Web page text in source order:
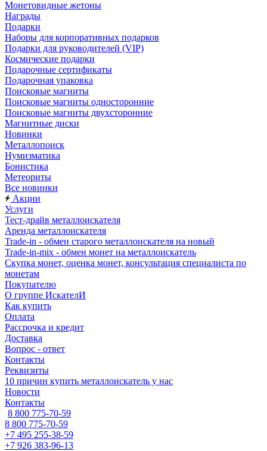
Монетовидные жетоны
Награды
Подарки
Наборы для корпоративных подарков
Подарки для руководителей (VIP)
Космические подарки
Подарочные сертификаты
Подарочная упаковка
Поисковые магниты
Поисковые магниты односторонние
Поисковые магниты двухсторонние
Магнитные диски
Новинки
Металлопоиск
Нумизматика
Бонистика
Метеориты
Все новинки
Акции
Услуги
Тест-драйв металлоискателя
Аренда металлоискателя
Trade-in - обмен старого металлоискателя на новый
Trade-in-mix - обмен монет на металлоискатель
Скупка монет, оценка монет, консультация специалиста по
монетам
Покупателю
О группе ИскателИ
Как купить
Оплата
Рассрочка и кредит
Доставка
Вопрос - ответ
Контакты
Реквизиты
10 причин купить металлоискатель у нас
Новости
Контакты
8 800 775-70-59
8 800 775-70-59
+7 495 255-38-59
+7 926 383-96-13